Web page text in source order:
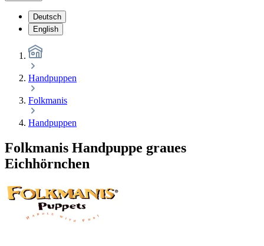
Deutsch
English
Handpuppen
Folkmanis
Handpuppen
Folkmanis Handpuppe graues
Eichhörnchen